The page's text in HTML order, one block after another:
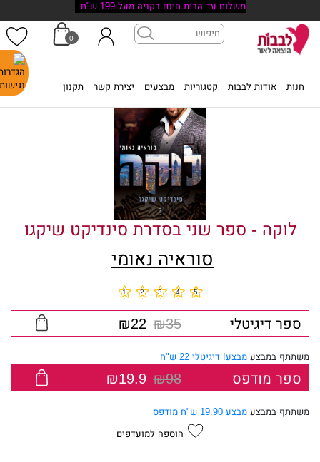
משלוח עד הבית חינם בקניה מעל 199 ש"ח.
חנות אודות לבבות קטגוריות מבצעים יצירת קשר תקנון
0
לוקה - ספר שני בסדרת סינדיקט שיקגו
סוראיה נאומי
ספר דיגיטלי ₪35
₪22
משתתף במבצע מבצע! דיגיטלי 22 ש"ח
ספר מודפס ₪98
₪19.9
משתתף במבצע מבצע 19.90 ש"ח מודפס
הוספה למועדפים